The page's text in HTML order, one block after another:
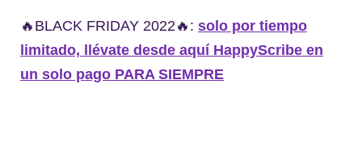
🔥BLACK FRIDAY 2022🔥: solo por tiempo
limitado, llévate desde aquí HappyScribe en
un solo pago PARA SIEMPRE